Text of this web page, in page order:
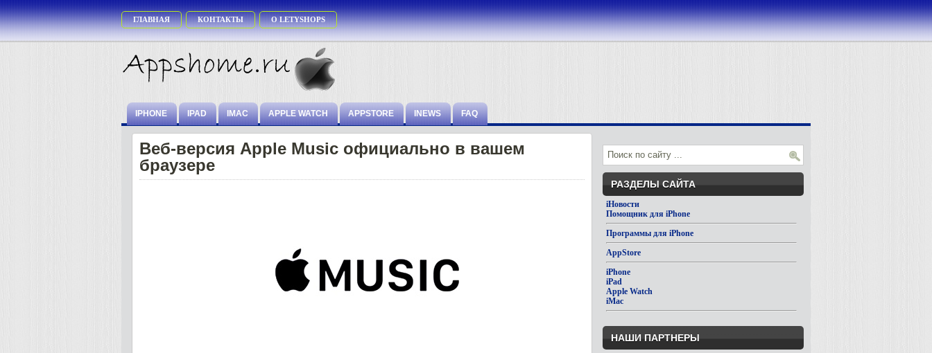
ГЛАВНАЯ КОНТАКТЫ О LETYSHOPS
IPHONE IPAD IMAC APPLE WATCH APPSTORE INEWS FAQ
Веб-версия Apple Music официально в вашем
браузере
РАЗДЕЛЫ САЙТА
iНовости
Помощник для iPhone
Программы для iPhone
AppStore
iPhone
iPad
Apple Watch
iMac
НАШИ ПАРТНЕРЫ